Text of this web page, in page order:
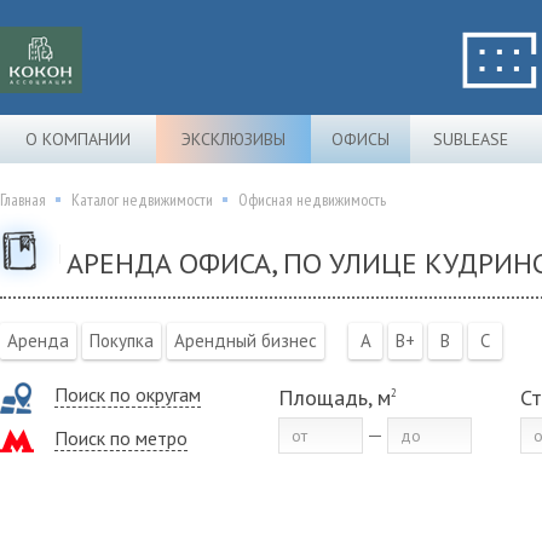
О КОМПАНИИ ЭКСКЛЮЗИВЫ ОФИСЫ SUBLEASE
Главная Каталог недвижимости Офисная недвижимость
АРЕНДА ОФИСА, ПО УЛИЦЕ
Аренда Покупка Арендный бизнес A B+ B C
Поиск по округам
Поиск по метро
Площадь, м2